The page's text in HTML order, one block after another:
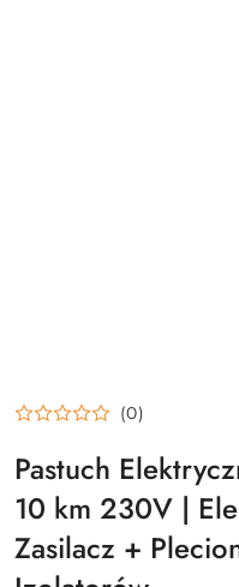
(0)
Pastuch
10 km 230V |
Zasilacz +